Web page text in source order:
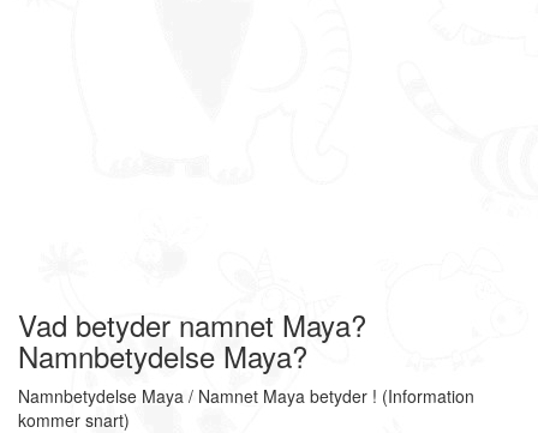
Vad betyder namnet Maya?
Namnbetydelse Maya?
Namnbetydelse Maya / Namnet Maya betyder ! (Information
kommer snart)